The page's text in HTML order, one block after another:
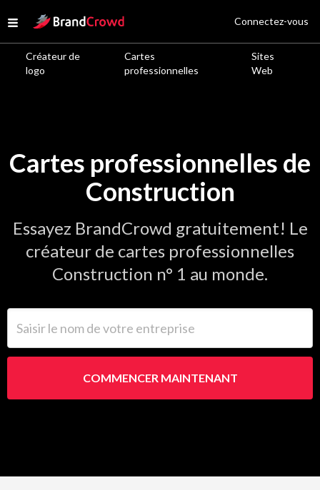
Open menu
Site Logo
Créateur de
logo
Cartes
professionnelles
Sites
Web
Connectez-vous
Cartes professionnelles de
Construction
Essayez BrandCrowd gratuitement! Le
créateur de cartes professionnelles
Construction n° 1 au monde.
COMMENCER MAINTENANT